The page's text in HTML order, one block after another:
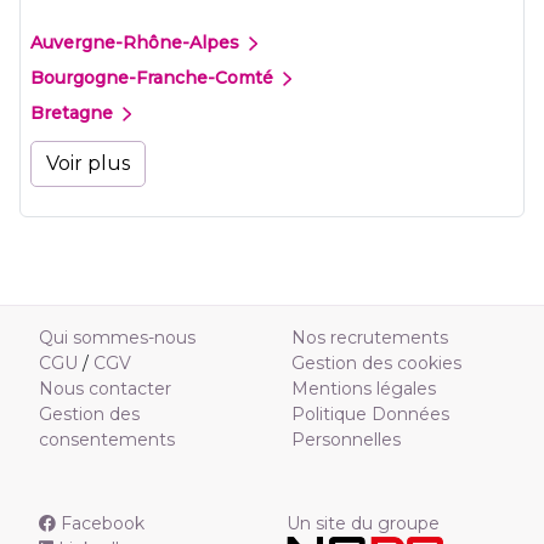
Auvergne-Rhône-Alpes
Bourgogne-Franche-Comté
Bretagne
Voir plus
Qui sommes-nous
CGU / CGV
Nous contacter
Gestion des
consentements
Nos recrutements
Gestion des cookies
Mentions légales
Politique Données
Personnelles
Facebook
Un site du groupe